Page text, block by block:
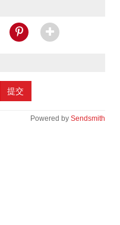
提交
Powered by Sendsmith